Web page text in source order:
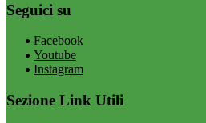
Seguici su
Facebook
Youtube
Instagram
Sezione Link Utili